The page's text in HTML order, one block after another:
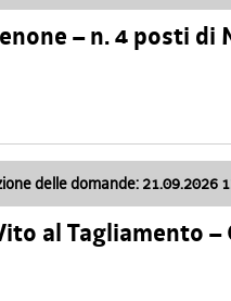
– n. 4 posti di
delle domande: 21.09.2026
al Tagliamento –